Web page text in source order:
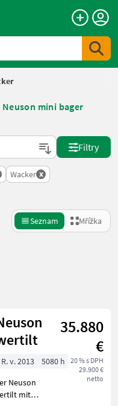
mini bager
Filtry
Wacker x
Seznam Mřížka
35.880
€
20 % s DPH
29.900 €
netto
R. v. 2013
5080 h
Neuson
mit